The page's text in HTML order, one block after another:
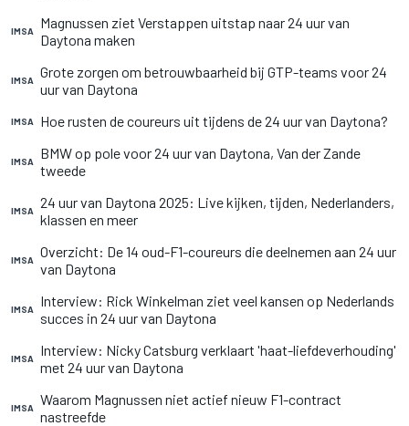
IMSA
Magnussen ziet Verstappen uitstap naar 24 uur van
Daytona maken
IMSA
Grote zorgen om betrouwbaarheid bij GTP-teams voor 24
uur van Daytona
IMSA Hoe rusten de coureurs uit tijdens de 24 uur van Daytona?
IMSA
BMW op pole voor 24 uur van Daytona, Van der Zande
tweede
IMSA
24 uur van Daytona 2025: Live kijken, tijden, Nederlanders,
klassen en meer
IMSA
Overzicht: De 14 oud-F1-coureurs die deelnemen aan 24 uur
van Daytona
IMSA
Interview: Rick Winkelman ziet veel kansen op Nederlands
succes in 24 uur van Daytona
IMSA
Interview: Nicky Catsburg verklaart 'haat-liefdeverhouding'
met 24 uur van Daytona
IMSA
Waarom Magnussen niet actief nieuw F1-contract
nastreefde